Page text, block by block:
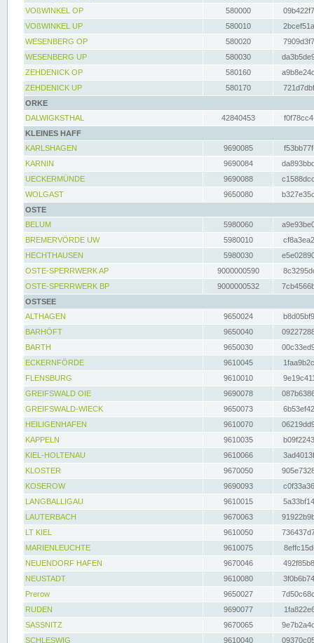
VOßWINKEL OP
580000
VOßWINKEL UP
580010
WESENBERG OP
580020
WESENBERG UP
580030
ZEHDENICK OP
580160
ZEHDENICK UP
580170
ORKE
DALWIGKSTHAL
42840453
KLEINES HAFF
KARLSHAGEN
9690085
KARNIN
9690084
UECKERMÜNDE
9690088
WOLGAST
9650080
OSTE
BELUM
5980060
BREMERVÖRDE UW
5980010
HECHTHAUSEN
5980030
OSTE-SPERRWERK AP
9000000590
OSTE-SPERRWERK BP
9000000532
OSTSEE
ALTHAGEN
9650024
BARHÖFT
9650040
BARTH
9650030
ECKERNFÖRDE
9610045
FLENSBURG
9610010
GREIFSWALD OIE
9690078
GREIFSWALD-WIECK
9650073
HEILIGENHAFEN
9610070
KAPPELN
9610035
KIEL-HOLTENAU
9610066
KLOSTER
9670050
KOSEROW
9690093
LANGBALLIGAU
9610015
LAUTERBACH
9670063
LT KIEL
9610050
MARIENLEUCHTE
9610075
NEUENDORF HAFEN
9670046
NEUSTADT
9610080
Prerow
9650027
RUDEN
9690077
SASSNITZ
9670065
SCHLESWIG
9610040